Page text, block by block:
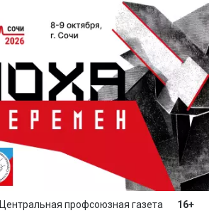
Центральная профсоюзная газета 16+